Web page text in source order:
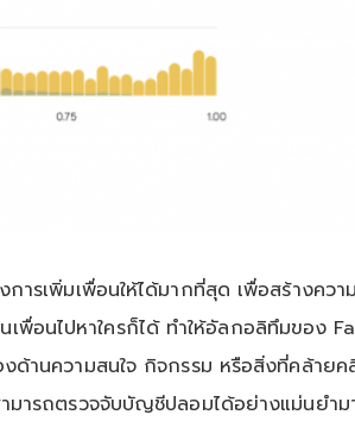
มเพื่อนให้ได้มากที่สุด เพื่อสร้างควา
อนไปหาใครก็ได้ ทำให้อัลกอลิทึมของ
ด้านความสนใจ กิจกรรม หรือสิ่งที่คล้าย
มารถตรวจจับบัญชีปลอมได้อย่างแม่นยำ